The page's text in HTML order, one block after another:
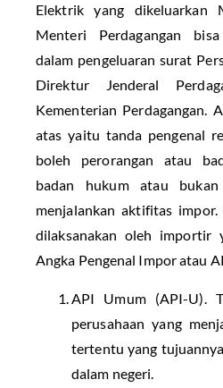
Elektrik yang dikeluarkan
Menteri Perdagangan
dalam pengeluaran surat
Direktur Jenderal
Kementerian Perdagangan.
atas yaitu tanda pengenal
boleh perorangan atau
badan hukum atau
menjalankan aktifitas
dilaksanakan oleh importir
Angka Pengenal Impor atau
API Umum (API-U).
perusahaan yang
tertentu yang
dalam negeri.